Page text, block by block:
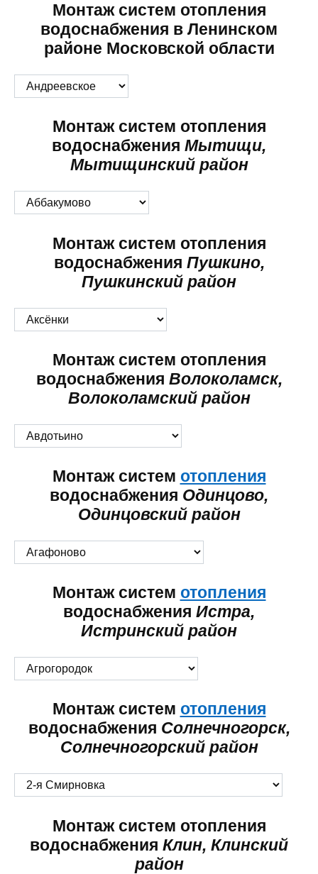
Монтаж систем отопления
водоснабжения в Ленинском
районе Московской области
Монтаж систем отопления
водоснабжения Мытищи,
Мытищинский район
Монтаж систем отопления
водоснабжения Пушкино,
Пушкинский район
Монтаж систем отопления
водоснабжения Волоколамск,
Волоколамский район
Монтаж систем отопления
водоснабжения Одинцово,
Одинцовский район
Монтаж систем отопления
водоснабжения Истра,
Истринский район
Монтаж систем отопления
водоснабжения Солнечногорск,
Солнечногорский район
Монтаж систем отопления
водоснабжения Клин, Клинский
район